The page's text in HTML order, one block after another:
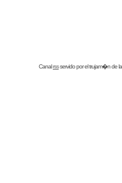
Canalrssservido por eltrujam�nde